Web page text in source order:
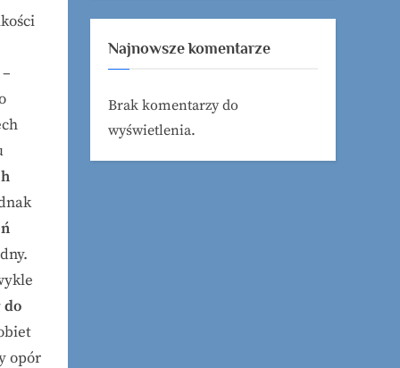
do
opór
Najnowsze komentarze
Brak komentarzy do
wyświetlenia.